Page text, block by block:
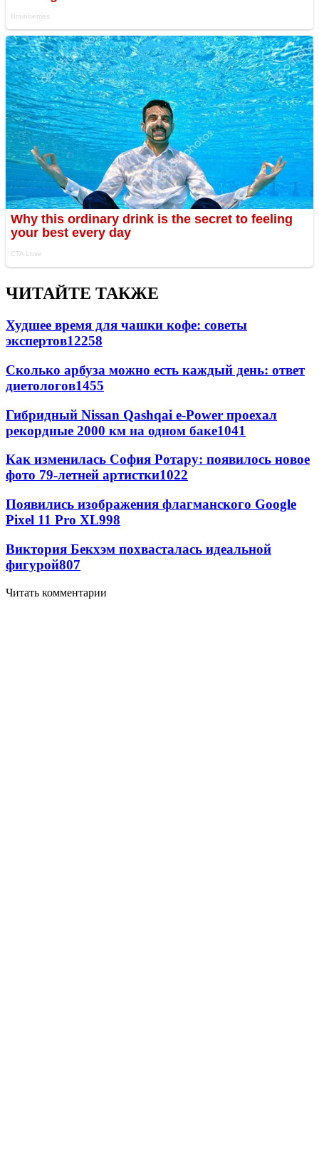
ЧИТАЙТЕ ТАКЖЕ
Худшее время для чашки кофе: советы
экспертов12258
Сколько арбуза можно есть каждый день: ответ
диетологов1455
Гибридный Nissan Qashqai e-Power проехал
рекордные 2000 км на одном баке1041
Как изменилась София Ротару: появилось новое
фото 79-летней артистки1022
Появились изображения флагманского Google
Pixel 11 Pro XL998
Виктория Бекхэм похвасталась идеальной
фигурой807
Читать комментарии